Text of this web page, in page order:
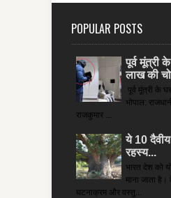
POPULAR POSTS
पूर्व मूंत्री
लाख की
पूर्व मूंत्री के
भोपाल:
राजकुमार ...
ये 10
रहस्य...
भारत देश को
माना जाता है।
घटनाक्रम और वस्तु...